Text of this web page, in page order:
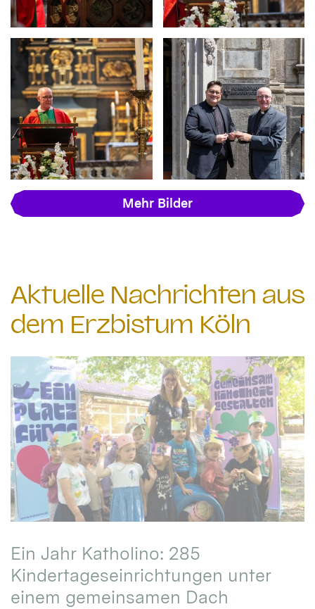
Mehr Bilder
Aktuelle Nachrichten aus
dem Erzbistum Köln
Ein Jahr Katholino: 285
Kindertageseinrichtungen unter
einem gemeinsamen Dach